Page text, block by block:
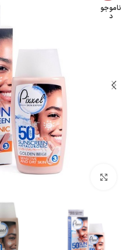
ناموجو
د
بزرگنمایی تصویر